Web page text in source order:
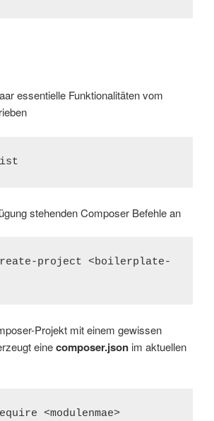
essentielle Funktionalitäten vom
stehenden Composer Befehle an
project <boilerplate-
Projekt mit einem gewissen
einecomposer.json im aktuellen
<modulenmae>